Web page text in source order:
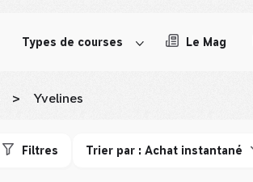
Types de courses Le Mag
> Yvelines
Filtres Trier par : Achat instantané